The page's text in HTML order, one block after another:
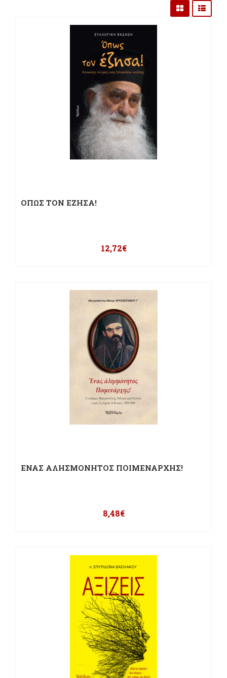
ΟΠΩΣ ΤΟΝ ΕΖΗΣΑ!
12,72€
ΕΝΑΣ ΑΛΗΣΜΟΝΗΤΟΣ ΠΟΙΜΕΝΑΡΧΗΣ!
8,48€